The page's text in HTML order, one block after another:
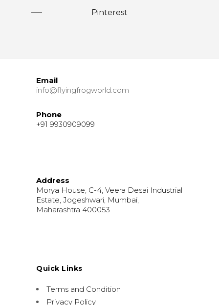
Pinterest
Email
info@flyingfrogworld.com
Phone
+91 9930909099
Address
Morya House, C-4, Veera Desai Industrial
Estate, Jogeshwari, Mumbai,
Maharashtra 400053
Quick Links
Terms and Condition
Privacy Policy